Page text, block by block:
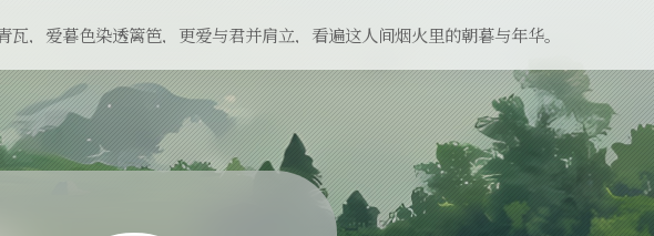
瓦，爱暮色染透篱笆，更爱与君并肩立，看遍这人间烟火里的朝暮与年华。